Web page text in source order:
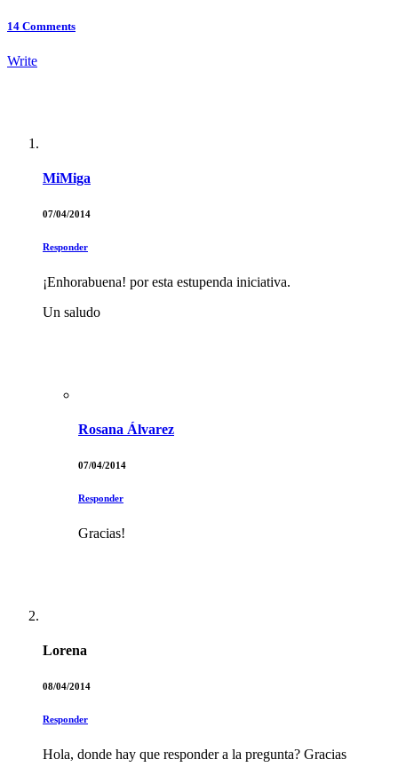
14 Comments
Write
MiMiga
07/04/2014
Responder
¡Enhorabuena! por esta estupenda iniciativa.
Un saludo
Rosana Álvarez
07/04/2014
Responder
Gracias!
Lorena
08/04/2014
Responder
Hola, donde hay que responder a la pregunta? Gracias